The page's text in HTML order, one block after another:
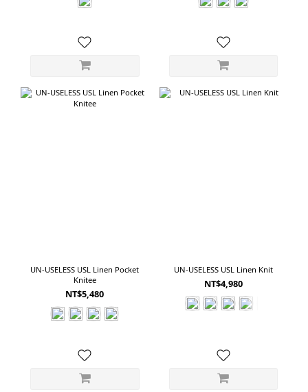
UN-USELESS USL Linen Pocket
Knitee
NT$5,480
UN-USELESS USL Linen Knit
NT$4,980